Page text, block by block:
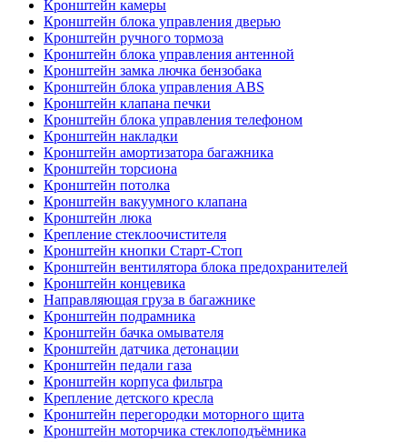
Кронштейн камеры
Кронштейн блока управления дверью
Кронштейн ручного тормоза
Кронштейн блока управления антенной
Кронштейн замка лючка бензобака
Кронштейн блока управления ABS
Кронштейн клапана печки
Кронштейн блока управления телефоном
Кронштейн накладки
Кронштейн амортизатора багажника
Кронштейн торсиона
Кронштейн потолка
Кронштейн вакуумного клапана
Кронштейн люка
Крепление стеклоочистителя
Кронштейн кнопки Старт-Стоп
Кронштейн вентилятора блока предохранителей
Кронштейн концевика
Направляющая груза в багажнике
Кронштейн подрамника
Кронштейн бачка омывателя
Кронштейн датчика детонации
Кронштейн педали газа
Кронштейн корпуса фильтра
Крепление детского кресла
Кронштейн перегородки моторного щита
Кронштейн моторчика стеклоподъёмника